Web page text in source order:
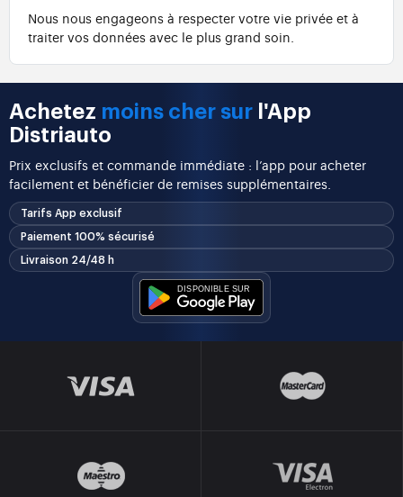
Nous nous engageons à respecter votre vie privée et à
traiter vos données avec le plus grand soin.
Achetez moins cher sur l'App
Distriauto
Prix exclusifs et commande immédiate : l’app pour acheter
facilement et bénéficier de remises supplémentaires.
Tarifs App exclusif
Paiement 100% sécurisé
Livraison 24/48 h